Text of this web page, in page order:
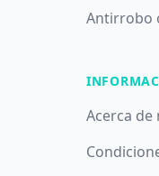
Antirrobo
Acerca